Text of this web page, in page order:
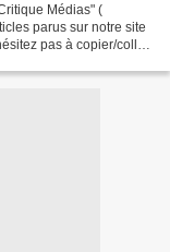
Médias" (
parus sur notre site
pas à copier/coller